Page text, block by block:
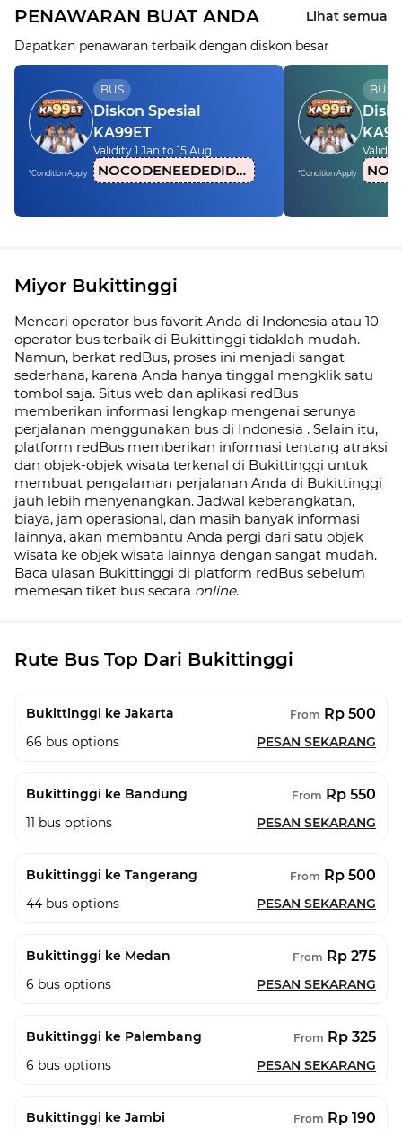
PENAWARAN BUAT ANDA
Lihat semua
Dapatkan penawaran terbaik dengan diskon besar
*Condition Apply
BUS
Diskon Spesial
KA99ET
Validity 1 Jan to 15 Aug
NOCODENEEDEDIDN1 *Condition Apply
BUS
Validity
Miyor Bukittinggi
Mencari operator bus favorit Anda di Indonesia atau 10
operator bus terbaik di Bukittinggi tidaklah mudah.
Namun, berkat redBus, proses ini menjadi sangat
sederhana, karena Anda hanya tinggal mengklik satu
tombol saja. Situs web dan aplikasi redBus
memberikan informasi lengkap mengenai serunya
perjalanan menggunakan bus di Indonesia . Selain itu,
platform redBus memberikan informasi tentang atraksi
dan objek-objek wisata terkenal di Bukittinggi untuk
membuat pengalaman perjalanan Anda di Bukittinggi
jauh lebih menyenangkan. Jadwal keberangkatan,
biaya, jam operasional, dan masih banyak informasi
lainnya, akan membantu Anda pergi dari satu objek
wisata ke objek wisata lainnya dengan sangat mudah.
Baca ulasan Bukittinggi di platform redBus sebelum
memesan tiket bus secara online.
Rute Bus Top Dari Bukittinggi
Bukittinggi ke Jakarta From Rp 500
66 bus options PESAN SEKARANG
Bukittinggi ke Bandung From Rp 550
11 bus options PESAN SEKARANG
Bukittinggi ke Tangerang From Rp 500
44 bus options PESAN SEKARANG
Bukittinggi ke Medan From Rp 275
6 bus options PESAN SEKARANG
Bukittinggi ke Palembang From Rp 325
6 bus options PESAN SEKARANG
Bukittinggi ke Jambi From Rp 190